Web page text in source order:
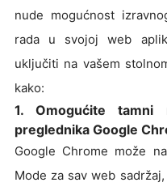
nude mogućnost
rada u svojoj web
uključiti na vašem
kako:
1. Omogućite tamni
preglednika Google
Google Chrome može
Mode za sav web